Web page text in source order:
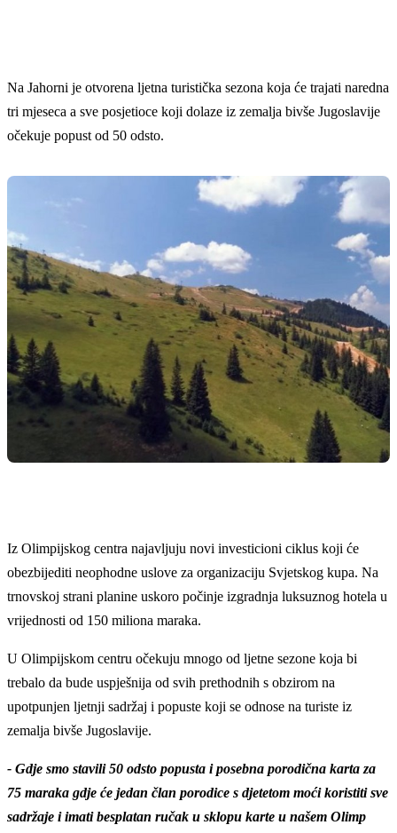
Na Jahorni je otvorena ljetna turistička sezona koja će trajati naredna
tri mjeseca a sve posjetioce koji dolaze iz zemalja bivše Jugoslavije
očekuje popust od 50 odsto.
Iz Olimpijskog centra najavljuju novi investicioni ciklus koji će
obezbijediti neophodne uslove za organizaciju Svjetskog kupa. Na
trnovskoj strani planine uskoro počinje izgradnja luksuznog hotela u
vrijednosti od 150 miliona maraka.
U Olimpijskom centru očekuju mnogo od ljetne sezone koja bi
trebalo da bude uspješnija od svih prethodnih s obzirom na
upotpunjen ljetnji sadržaj i popuste koji se odnose na turiste iz
zemalja bivše Jugoslavije.
- Gdje smo stavili 50 odsto popusta i posebna porodična karta za
75 maraka gdje će jedan član porodice s djetetom moći koristiti sve
sadržaje i imati besplatan ručak u sklopu karte u našem Olimp